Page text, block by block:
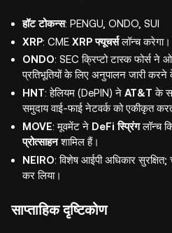
हॉट टोकन्स: PENGU, ONDO, SUI
XRP: CME XRP फ्यूचर्सलॉन्च करेगा।
ONDO: SEC क्रिप्टो टास्क फोर्स
प्रतिभूतियों के लिए अनुपालन जारी करने
HNT: हेलियम (DePIN) ने AT&T के
समुदाय वाई-फाई नेटवर्क को एकीकृत
MOVE: मूवमेंट ने DeFi स्प्रिंगलॉन्च
प्रोत्साहनशामिल हैं।
NEIRO: विशेष आईपी अधिकार
कर लिया।
साप्ताहिक दृष्टिकोण